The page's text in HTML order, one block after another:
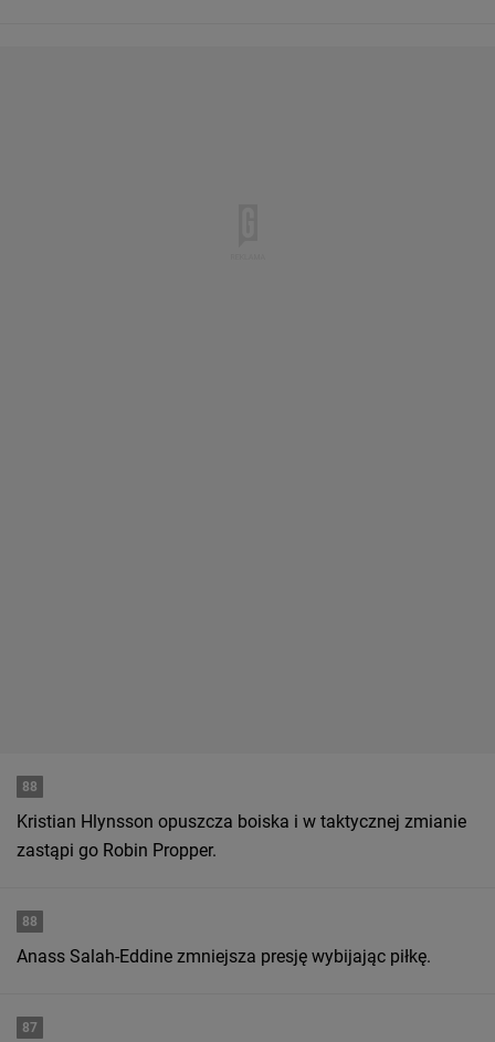
88
Kristian Hlynsson opuszcza boiska i w taktycznej zmianie
zastąpi go Robin Propper.
88
Anass Salah-Eddine zmniejsza presję wybijając piłkę.
87